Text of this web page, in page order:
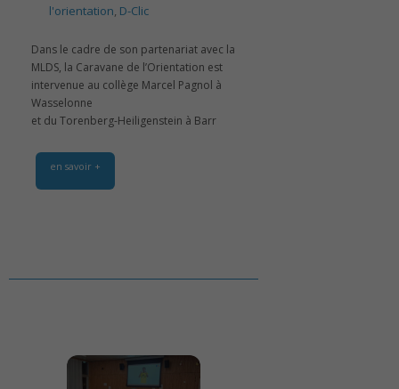
l'orientation D-Clic
Dans le cadre de son partenariat avec la
MLDS, la Caravane de l’Orientation est
intervenue au collège Marcel Pagnol à
Wasselonne
et du Torenberg-Heiligenstein à Barr
en savoir +